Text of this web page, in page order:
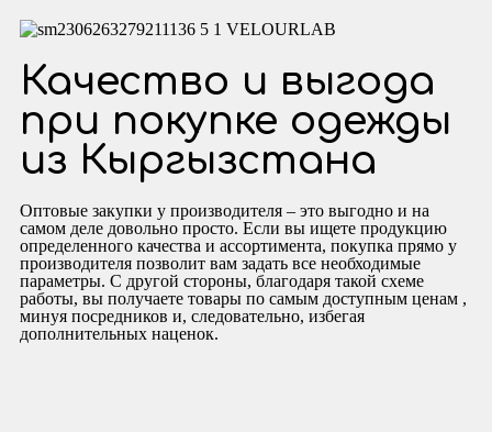
Качество и выгода
при покупке одежды
из Кыргызстана
Оптовые закупки у производителя – это выгодно и на
самом деле довольно просто. Если вы ищете продукцию
определенного качества и ассортимента, покупка прямо у
производителя позволит вам задать все необходимые
параметры. С другой стороны, благодаря такой схеме
работы, вы получаете товары по самым доступным ценам ,
минуя посредников и, следовательно, избегая
дополнительных наценок.